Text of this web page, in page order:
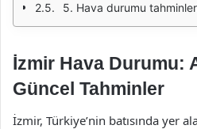
5. Hava durumu tahminlerini
İzmir Hava Durumu:
Güncel Tahminler
İzmir, Türkiye’nin batısında yer